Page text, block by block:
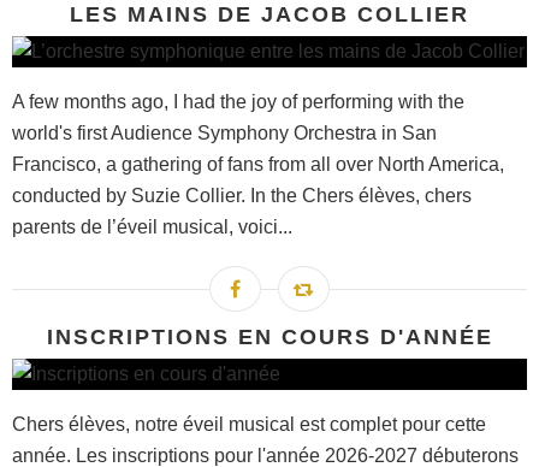
LES MAINS DE JACOB COLLIER
A few months ago, I had the joy of performing with the
world's first Audience Symphony Orchestra in San
Francisco, a gathering of fans from all over North America,
conducted by Suzie Collier. In the Chers élèves, chers
parents de l’éveil musical, voici...
INSCRIPTIONS EN COURS D'ANNÉE
Chers élèves, notre éveil musical est complet pour cette
année. Les inscriptions pour l'année 2026-2027 débuterons